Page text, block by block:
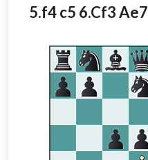
5.f4 c5 6.Cf3 Ae7